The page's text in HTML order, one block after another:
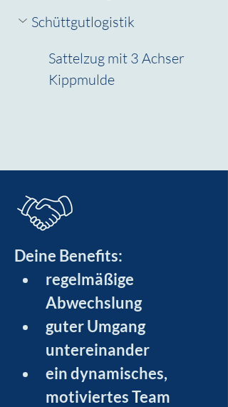
Schüttgutlogistik
Sattelzug mit 3 Achser
Kippmulde
Deine Benefits:
regelmäßige
Abwechslung
guter Umgang
untereinander
ein dynamisches,
motiviertes Team